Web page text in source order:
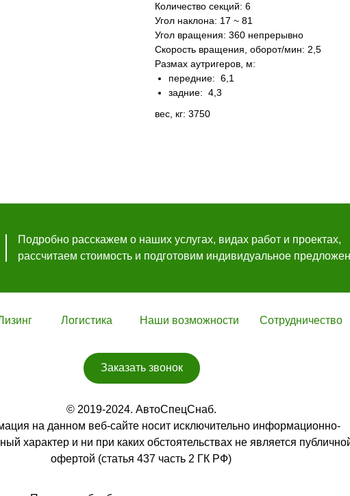
Количество секций: 6
Угол наклона: 17 ~ 81
Угол вращения: 360 непрерывно
Скорость вращения, оборот/мин: 2,5
Размах аутригеров, м:
передние: 6,1
задние: 4,3
вес, кг: 3750
Подробно расскажем о наших услугах, видах работ и проектах,
рассчитаем стоимость и подготовим индивидуальное
Подробно расскажем о наших услугах, видах работ и проектах,
рассчитаем стоимость и подготовим индивидуальное
Логистика Наши возможности Сотрудничество
Заказать звонок
© 2019-2024. АвтоСпецСнаб.
на данном веб-сайте носит исключительно информационно-
характер и ни при каких обстоятельствах не является
офертой (статья 437 часть 2 ГК РФ)